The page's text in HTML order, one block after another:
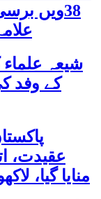
38ویں
شیعہ علماء
کے وفد
عقیدت،
منایا گیا،